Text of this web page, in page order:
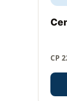
CP